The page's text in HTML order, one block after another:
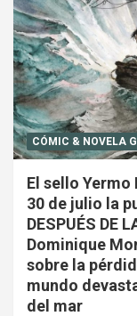
CÓMIC & NOVELA
El sello
30 de julio la
DESPUÉS DE
Dominique
sobre la
mundo
del mar